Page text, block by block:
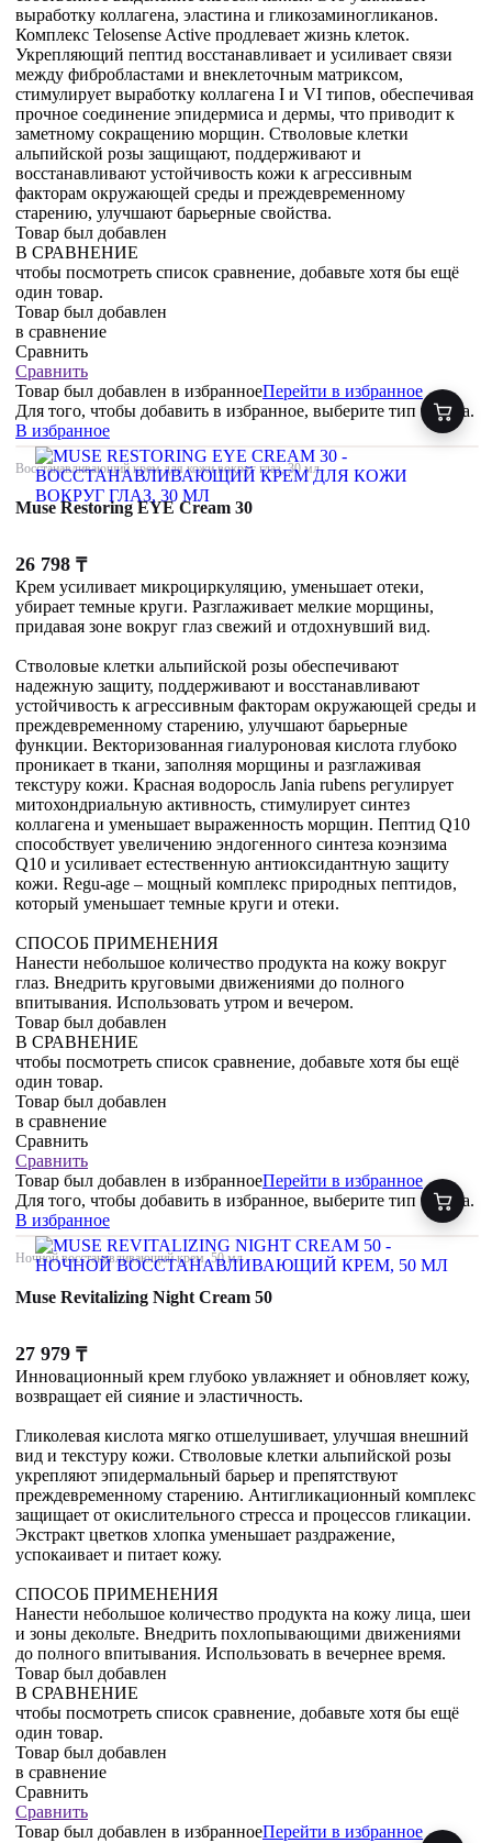
выработку коллагена, эластина и гликозаминогликанов.
Комплекс Telosense Active продлевает жизнь клеток.
Укрепляющий пептид восстанавливает и усиливает связи
между фибробластами и внеклеточным матриксом,
стимулирует выработку коллагена I и VI типов, обеспечивая
прочное соединение эпидермиса и дермы, что приводит к
заметному сокращению морщин. Стволовые клетки
альпийской розы защищают, поддерживают и
восстанавливают устойчивость кожи к агрессивным
факторам окружающей среды и преждевременному
старению, улучшают барьерные свойства.
Товар был добавлен
В СРАВНЕНИЕ
чтобы посмотреть список сравнение, добавьте хотя бы ещё
один товар.
Товар был добавлен
в сравнение
Сравнить
Сравнить
Товар был добавлен в избранноеПерейти в избранное
Для того, чтобы добавить в избранное, выберите тип товара.
В избранное
Восстанавливающий крем для кожи вокруг глаз, 30 мл
Muse Restoring EYE Cream 30
26 798 ₸
Крем усиливает микроциркуляцию, уменьшает отеки,
убирает темные круги. Разглаживает мелкие морщины,
придавая зоне вокруг глаз свежий и отдохнувший вид.
Стволовые клетки альпийской розы обеспечивают
надежную защиту, поддерживают и восстанавливают
устойчивость к агрессивным факторам окружающей среды и
преждевременному старению, улучшают барьерные
функции. Векторизованная гиалуроновая кислота глубоко
проникает в ткани, заполняя морщины и разглаживая
текстуру кожи. Красная водоросль Jania rubens регулирует
митохондриальную активность, стимулирует синтез
коллагена и уменьшает выраженность морщин. Пептид Q10
способствует увеличению эндогенного синтеза коэнзима
Q10 и усиливает естественную антиоксидантную защиту
кожи. Regu-age – мощный комплекс природных пептидов,
который уменьшает темные круги и отеки.
СПОСОБ ПРИМЕНЕНИЯ
Нанести небольшое количество продукта на кожу вокруг
глаз. Внедрить круговыми движениями до полного
впитывания. Использовать утром и вечером.
Товар был добавлен
В СРАВНЕНИЕ
чтобы посмотреть список сравнение, добавьте хотя бы ещё
один товар.
Товар был добавлен
в сравнение
Сравнить
Сравнить
Товар был добавлен в избранноеПерейти в избранное
Для того, чтобы добавить в избранное, выберите тип товара.
В избранное
Ночной восстанавливающий крем, 50 мл
Muse Revitalizing Night Cream 50
27 979 ₸
Инновационный крем глубоко увлажняет и обновляет кожу,
возвращает ей сияние и эластичность.
Гликолевая кислота мягко отшелушивает, улучшая внешний
вид и текстуру кожи. Стволовые клетки альпийской розы
укрепляют эпидермальный барьер и препятствуют
преждевременному старению. Антигликационный комплекс
защищает от окислительного стресса и процессов гликации.
Экстракт цветков хлопка уменьшает раздражение,
успокаивает и питает кожу.
СПОСОБ ПРИМЕНЕНИЯ
Нанести небольшое количество продукта на кожу лица, шеи
и зоны декольте. Внедрить похлопывающими движениями
до полного впитывания. Использовать в вечернее время.
Товар был добавлен
В СРАВНЕНИЕ
чтобы посмотреть список сравнение, добавьте хотя бы ещё
один товар.
Товар был добавлен
в сравнение
Сравнить
Сравнить
Товар был добавлен в избранноеПерейти в избранное